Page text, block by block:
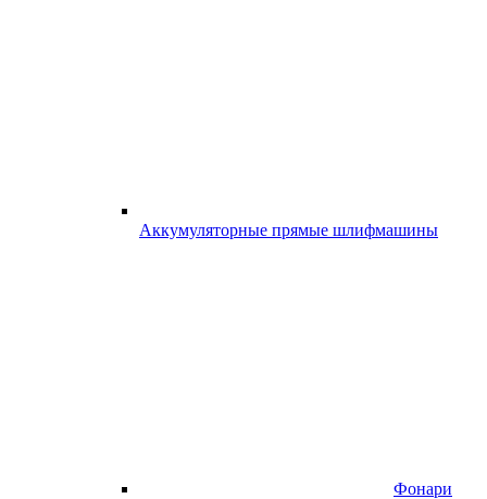
Аккумуляторные прямые шлифмашины
Фонари